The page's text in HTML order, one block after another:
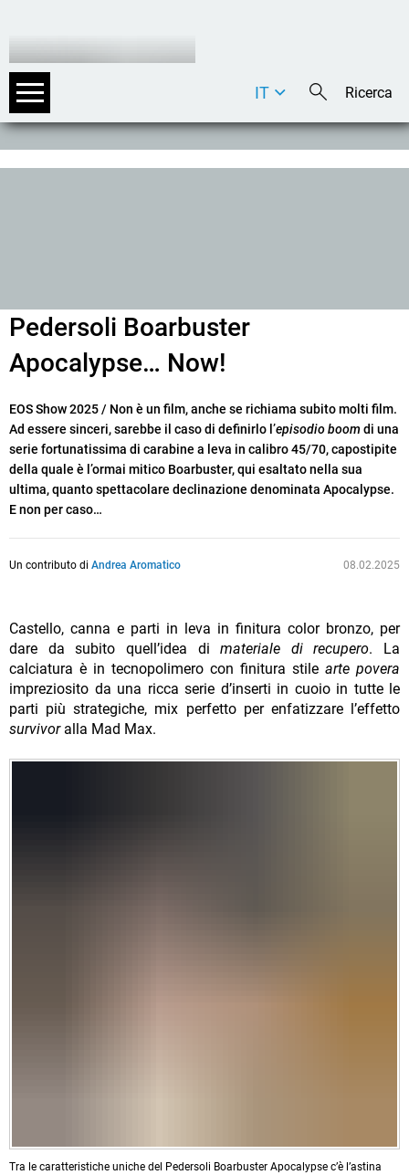
DE
IT
Pedersoli Boarbuster
Apocalypse… Now!
EOS Show 2025 / Non è un film, anche se richiama subito molti film.
Ad essere sinceri, sarebbe il caso di definirlo l’episodio boom di una
serie fortunatissima di carabine a leva in calibro 45/70, capostipite
della quale è l’ormai mitico Boarbuster, qui esaltato nella sua
ultima, quanto spettacolare declinazione denominata Apocalypse.
E non per caso…
Un contributo di Andrea Aromatico 08.02.2025
Castello, canna e parti in leva in finitura color bronzo, per
dare da subito quell’idea dimateriale di recupero. La
calciatura è in tecnopolimero con finitura stile arte povera
impreziosito da una ricca serie d’inserti in cuoio in tutte le
parti più strategiche, mix perfetto per enfatizzare l’effetto
survivoralla Mad Max.
Tra le caratteristiche uniche del Pedersoli Boarbuster Apocalypse c’è l’astina